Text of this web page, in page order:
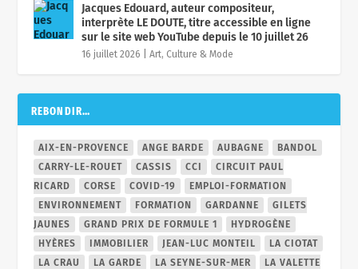
Jacques Edouard, auteur compositeur,
interprète LE DOUTE, titre accessible en ligne
sur le site web YouTube depuis le 10 juillet 26
16 juillet 2026 |Art, Culture & Mode
REBONDIR…
AIX-EN-PROVENCE ANGE BARDE AUBAGNE
BANDOL
CARRY-LE-ROUET
CASSIS CCI
CIRCUIT PAUL
RICARD
CORSE COVID-19
EMPLOI-FORMATION
ENVIRONNEMENT
FORMATION GARDANNE
GILETS
JAUNES
GRAND PRIX DE FORMULE 1
HYDROGÈNE
HYÈRES
IMMOBILIER JEAN-LUC MONTEIL
LA CIOTAT
LA CRAU
LA GARDE LA SEYNE-SUR-MER
LA VALETTE